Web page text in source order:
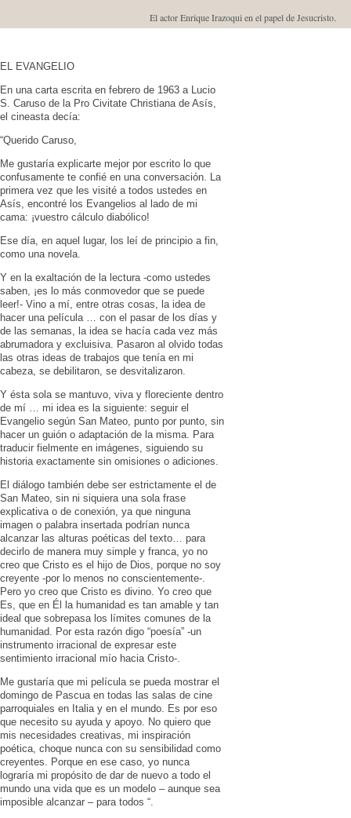
El actor Enrique Irazoqui en el papel de Jesucristo.
EL EVANGELIO
En una carta escrita en febrero de 1963 a Lucio
S. Caruso de la Pro Civitate Christiana de Asís,
el cineasta decía:
“Querido Caruso,
Me gustaría explicarte mejor por escrito lo que
confusamente te confié en una conversación. La
primera vez que les visité a todos ustedes en
Asís, encontré los Evangelios al lado de mi
cama: ¡vuestro cálculo diabólico!
Ese día, en aquel lugar, los leí de principio a fin,
como una novela.
Y en la exaltación de la lectura -como ustedes
saben, ¡es lo más conmovedor que se puede
leer!- Vino a mí, entre otras cosas, la idea de
hacer una película … con el pasar de los días y
de las semanas, la idea se hacía cada vez más
abrumadora y excluisiva. Pasaron al olvido todas
las otras ideas de trabajos que tenía en mi
cabeza, se debilitaron, se desvitalizaron.
Y ésta sola se mantuvo, viva y floreciente dentro
de mí … mi idea es la siguiente: seguir el
Evangelio según San Mateo, punto por punto, sin
hacer un guión o adaptación de la misma. Para
traducir fielmente en imágenes, siguiendo su
historia exactamente sin omisiones o adiciones.
El diálogo también debe ser estrictamente el de
San Mateo, sin ni siquiera una sola frase
explicativa o de conexión, ya que ninguna
imagen o palabra insertada podrían nunca
alcanzar las alturas poéticas del texto… para
decirlo de manera muy simple y franca, yo no
creo que Cristo es el hijo de Dios, porque no soy
creyente -por lo menos no conscientemente-.
Pero yo creo que Cristo es divino. Yo creo que
Es, que en Él la humanidad es tan amable y tan
ideal que sobrepasa los límites comunes de la
humanidad. Por esta razón digo “poesía” -un
instrumento irracional de expresar este
sentimiento irracional mío hacia Cristo-.
Me gustaría que mi película se pueda mostrar el
domingo de Pascua en todas las salas de cine
parroquiales en Italia y en el mundo. Es por eso
que necesito su ayuda y apoyo. No quiero que
mis necesidades creativas, mi inspiración
poética, choque nunca con su sensibilidad como
creyentes. Porque en ese caso, yo nunca
lograría mi propósito de dar de nuevo a todo el
mundo una vida que es un modelo – aunque sea
imposible alcanzar – para todos “.